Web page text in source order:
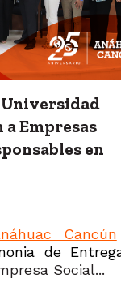
Universidad
a Empresas
en
Cancún
de
Social...